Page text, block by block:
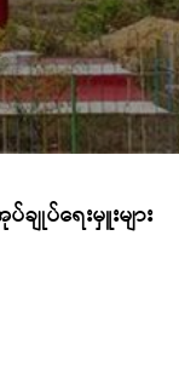
ပ်ရေးမှူးများ